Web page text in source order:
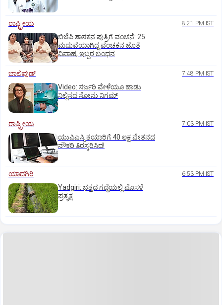
ರಾಷ್ಟ್ರೀಯ 8:21 PM IST
ಬಿಜೆಪಿ ಶಾಸಕನ ಪುತ್ರಿಗೆ ವಂಚನೆ: 25
ಮದುವೆಯಾಗಿದ್ದ ವಂಚಕನ ಜೊತೆ
ವಿವಾಹ, ಇಬ್ಬರ ಬಂಧನ
ಬಾಲಿವುಡ್‌ 7:48 PM IST
‌Video: ಸರ್ಜರಿ ವೇಳೆಯೂ ಹಾಡು
ನಿಲ್ಲಿಸದ ಸೋನು ನಿಗಮ್
ರಾಷ್ಟ್ರೀಯ 7:03 PM IST
ಯುಪಿಎಸ್ಸಿ ತಯಾರಿಗೆ 40 ಲಕ್ಷ ವೇತನದ
ನೌಕರಿ ತಿರಸ್ಕರಿಸಿದ!
ಯಾದಗಿರಿ 6:53 PM IST
Yadgiri: ಭತ್ತದ ಗದ್ದೆಯಲ್ಲಿ ಮೊಸಳೆ
ಪ್ರತ್ಯಕ್ಷ